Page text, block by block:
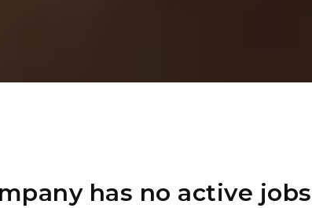
has no active jobs